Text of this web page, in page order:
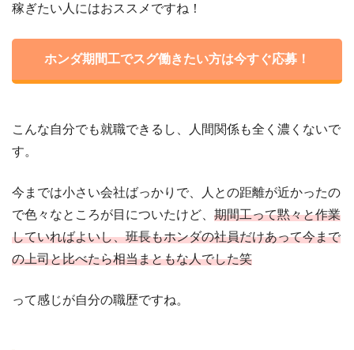
稼ぎたい人にはおススメですね！
ホンダ期間工でスグ働きたい方は今すぐ応募！
こんな自分でも就職できるし、人間関係も全く濃くないで
す。
今までは小さい会社ばっかりで、人との距離が近かったの
で色々なところが目についたけど、 期間工って黙々と作業
していればよいし、班長もホンダの社員だけあって今まで
の上司と比べたら相当まともな人でした笑
って感じが自分の職歴ですね。